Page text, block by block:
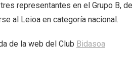
representantes en el Grupo B,
al Leioa en categoría nacional.
de la web del Club Bidasoa